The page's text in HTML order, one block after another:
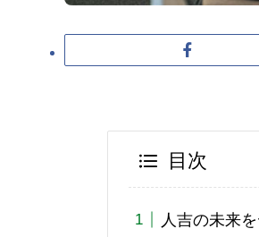
目次
人吉の未来